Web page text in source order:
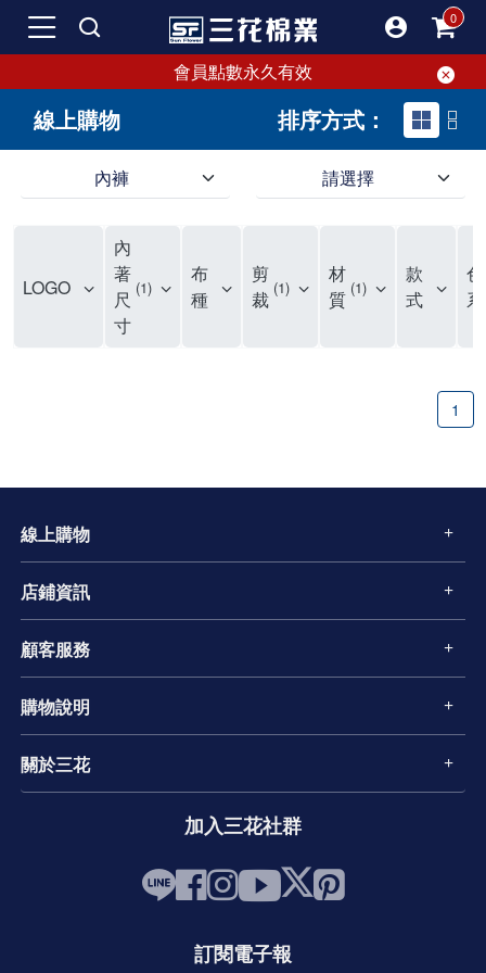
會員點數永久有效
線上購物 排序方式：
內褲 請選擇
LOGO
內
著
尺
寸
1
布
種
剪
裁 1
材
質 1
款
式
色
系
1
線上購物
店鋪資訊
顧客服務
購物說明
關於三花
加入三花社群
訂閱電子報